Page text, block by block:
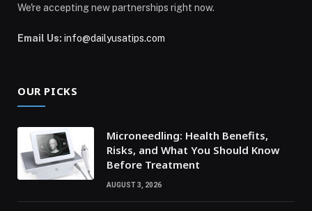
We're accepting new partnerships right now.
Email Us: info@dailyusatips.com
OUR PICKS
Microneedling: Health Benefits,
Risks, and What You Should Know
Before Treatment
AUGUST 3, 2026